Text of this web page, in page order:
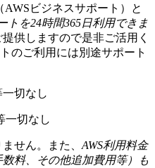
ビジネスサポート）と
トを24時間365日利用できま
供しますので是非ご活用く
のご利用には別途サポート
一切なし
せん。また、 AWS利用料金
料、その他追加費用等）も